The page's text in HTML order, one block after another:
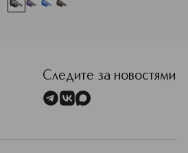
Следите за новостями